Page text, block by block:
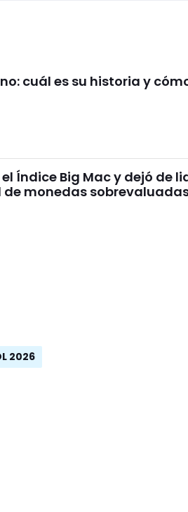
cuál es su historia y
Índice Big Mac y dejó de
monedas
2026